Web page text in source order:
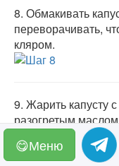
8. Обмакивать
переворачивать,
кляром.
9. Жарить капусту
разогретым
минуте с каждой
😋Меню